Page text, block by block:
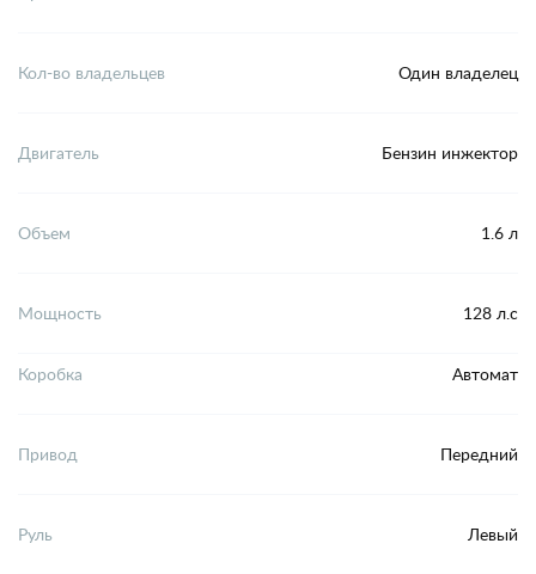
Кол-во владельцев Один владелец
Двигатель Бензин инжектор
Объем 1.6 л
Мощность 128 л.с
Коробка Автомат
Привод Передний
Руль Левый